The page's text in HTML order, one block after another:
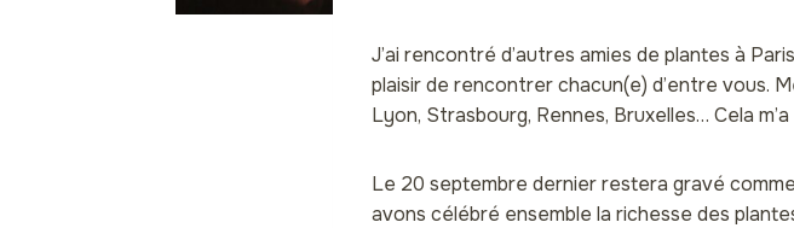
J’ai rencontré d’autres amies de plantes à
plaisir de rencontrer chacun(e) d’entre vous.
Lyon, Strasbourg, Rennes, Bruxelles… Cela
Le 20 septembre dernier restera gravé
avons célébré ensemble la richesse des